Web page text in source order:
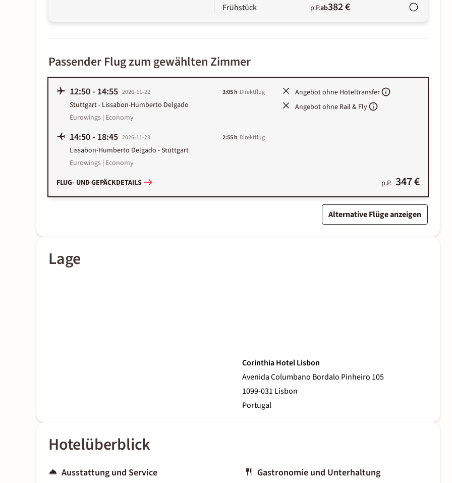
Frühstück p.P.ab382 €
Passender Flug zum gewählten Zimmer
12:50- 14:55 2026-11-22 3:05 h Direktflug
Stuttgart- Lissabon-Humberto Delgado
Eurowings | Economy
14:50- 18:45 2026-11-23 2:55 h Direktflug
Lissabon-Humberto Delgado -Stuttgart
Eurowings | Economy
FLUG- UND GEPÄCKDETAILS
Angebot ohne Hoteltransfer
Angebot ohne Rail & Fly
p.P. 347 €
Alternative Flüge anzeigen
Lage
Corinthia Hotel Lisbon
Avenida Columbano Bordalo Pinheiro 105
1099-031 Lisbon
Portugal
Hotelüberblick
Ausstattung und Service Gastronomie und Unterhaltung